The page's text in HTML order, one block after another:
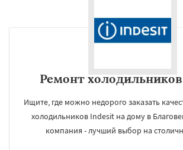
Ремонт
Ищите, где можно недорого заказать
холодильников Indesit на дому в
компания - лучший выбор на